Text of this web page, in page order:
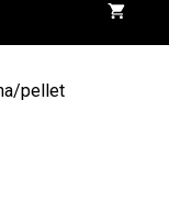
pellet